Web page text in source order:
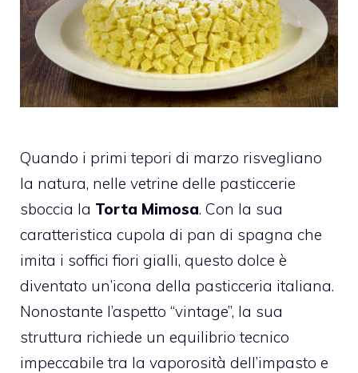
Quando i primi tepori di marzo risvegliano
la natura, nelle vetrine delle pasticcerie
sboccia la Torta Mimosa. Con la sua
caratteristica cupola di pan di spagna che
imita i soffici fiori gialli, questo dolce è
diventato un’icona della pasticceria italiana.
Nonostante l’aspetto “vintage”, la sua
struttura richiede un equilibrio tecnico
impeccabile tra la vaporosità dell’impasto e